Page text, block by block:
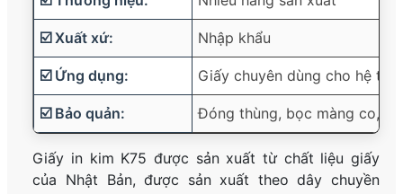
☑️ Xuất xứ: Nhập khẩu
☑️ Ứng dụng: Giấy chuyên dùng cho hệ
☑️ Bảo quản: Đóng thùng, bọc màng co,
Giấy in kim K75 được sản xuất từ chất liệu giấy
của Nhật Bản, được sản xuất theo dây chuyền